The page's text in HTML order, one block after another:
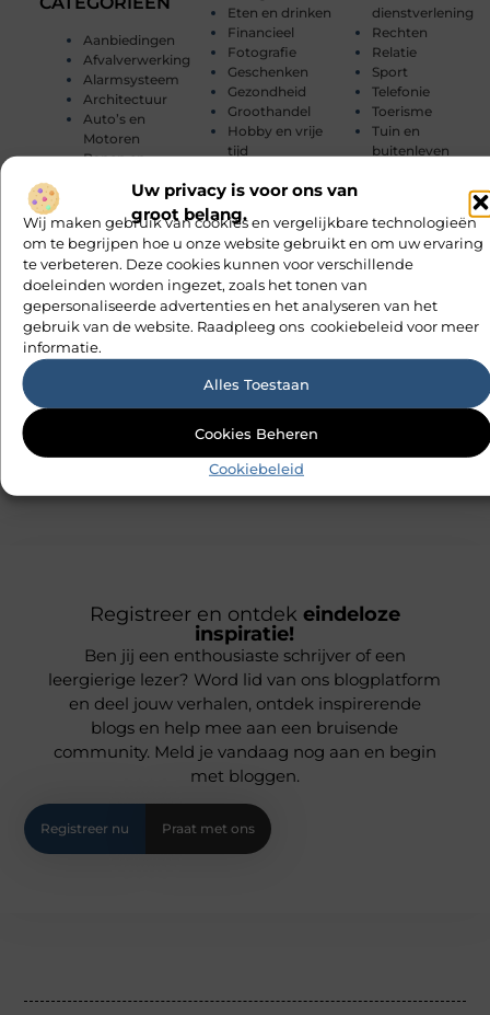
Uw privacy is voor ons van
groot belang.
Wij maken gebruik van cookies en vergelijkbare technologieën
om te begrijpen hoe u onze website gebruikt en om uw ervaring
te verbeteren. Deze cookies kunnen voor verschillende
doeleinden worden ingezet, zoals het tonen van
gepersonaliseerde advertenties en het analyseren van het
gebruik van de website. Raadpleeg ons cookiebeleid voor meer
informatie.
Alles Toestaan
Cookies Beheren
Cookiebeleid
Aanbiedingen
Afvalverwerking
Alarmsysteem
Architectuur
Auto’s en
Motoren
Banen en
Beauty en
verzorging
Bedrijven
Bloemen
Blog
Boeken en
Tijdschriften
Cadeau
Dienstverlening
Computers
Eten en drinken
Financieel
Fotografie
Geschenken
Gezondheid
Groothandel
Hobby en vrije
tijd
Internet
Internet
marketing
Kinderen
Management
Marketing
Media
Meubels
Muziek
Onderwijs
dienstverlening
Rechten
Relatie
Sport
Telefonie
Toerisme
Tuin en
buitenleven
Vervoer en
transport
Wijn
Woning en Tuin
Woningen
Zorg
Registreer en ontdek eindeloze
inspiratie!
Ben jij een enthousiaste schrijver of een
leergierige lezer? Word lid van ons blogplatform
en deel jouw verhalen, ontdek inspirerende
blogs en help mee aan een bruisende
community. Meld je vandaag nog aan en begin
met bloggen.
Registreer nu Praat met ons